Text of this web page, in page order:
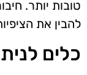
טובות יותר.
להבין את
כלים